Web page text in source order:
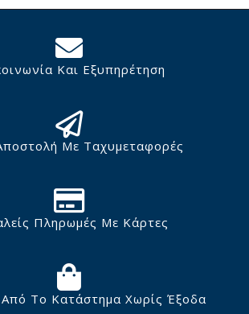
Και Εξυπηρέτηση
Με Ταχυμεταφορές
Πληρωμές Με Κάρτες
Το Κατάστημα Χωρίς Έξοδα